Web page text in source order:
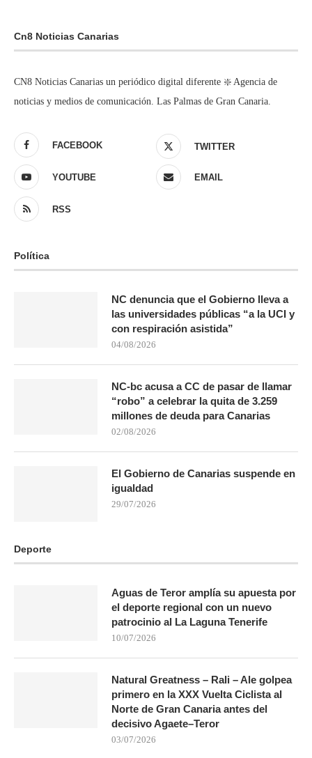
Cn8 Noticias Canarias
CN8 Noticias Canarias un periódico digital diferente ❇️ Agencia de
noticias y medios de comunicación. Las Palmas de Gran Canaria.
FACEBOOK TWITTER
YOUTUBE EMAIL
RSS
Política
NC denuncia que el Gobierno lleva a
las universidades públicas “a la UCI y
con respiración asistida”
04/08/2026
NC-bc acusa a CC de pasar de llamar
“robo” a celebrar la quita de 3.259
millones de deuda para Canarias
02/08/2026
El Gobierno de Canarias suspende en
igualdad
29/07/2026
Deporte
Aguas de Teror amplía su apuesta por
el deporte regional con un nuevo
patrocinio al La Laguna Tenerife
10/07/2026
Natural Greatness – Rali – Ale golpea
primero en la XXX Vuelta Ciclista al
Norte de Gran Canaria antes del
decisivo Agaete–Teror
03/07/2026